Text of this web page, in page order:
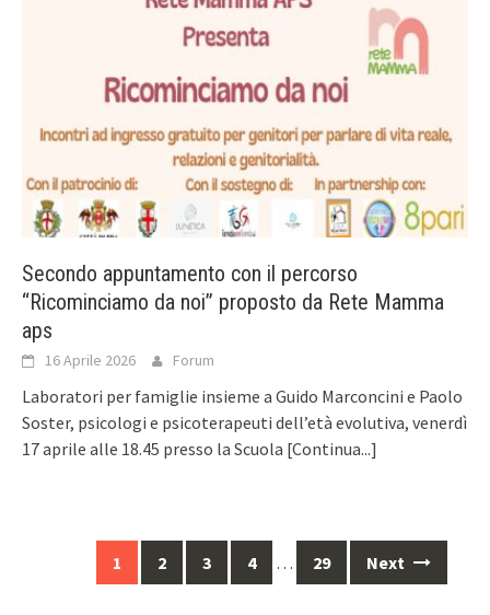
Secondo appuntamento con il percorso
“Ricominciamo da noi” proposto da Rete Mamma
aps
16 Aprile 2026 Forum
Laboratori per famiglie insieme a Guido Marconcini e Paolo
Soster, psicologi e psicoterapeuti dell’età evolutiva, venerdì
17 aprile alle 18.45 presso la Scuola [Continua...]
navigation
1 2 3 4 … 29 Next